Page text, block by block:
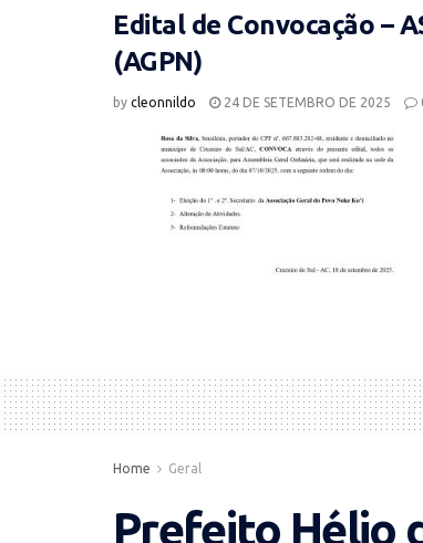
Edital de Convocação –
(AGPN)
by cleonnildo 24 DE SETEMBRO DE 2025
Home Geral
Prefeito Hélio